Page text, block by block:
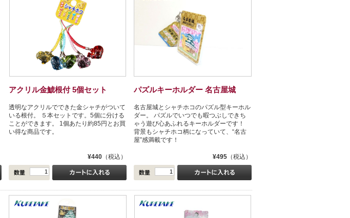
アクリル金鯱根付 5個セット
透明なアクリルでできた金シャチがついて
いる根付。 ５本セットです。5個に分ける
ことができます。 1個あたり約85円とお買
い得な商品です。
¥440 （税込）
パズルキーホルダー 名古屋城
名古屋城とシャチホコのパズル型キーホル
ダー。 パズルでいつでも暇つぶしできち
ゃう遊び心あふれるキーホルダーです！
背景もシャチホコ柄になっていて、“名古
屋”感満載です！
¥495 （税込）